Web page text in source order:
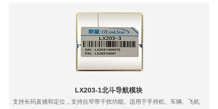
LX203-1北斗导航模块
支持长码直捕和定位，支持抗窄带干扰功能。适用于手持机、车辆、飞机